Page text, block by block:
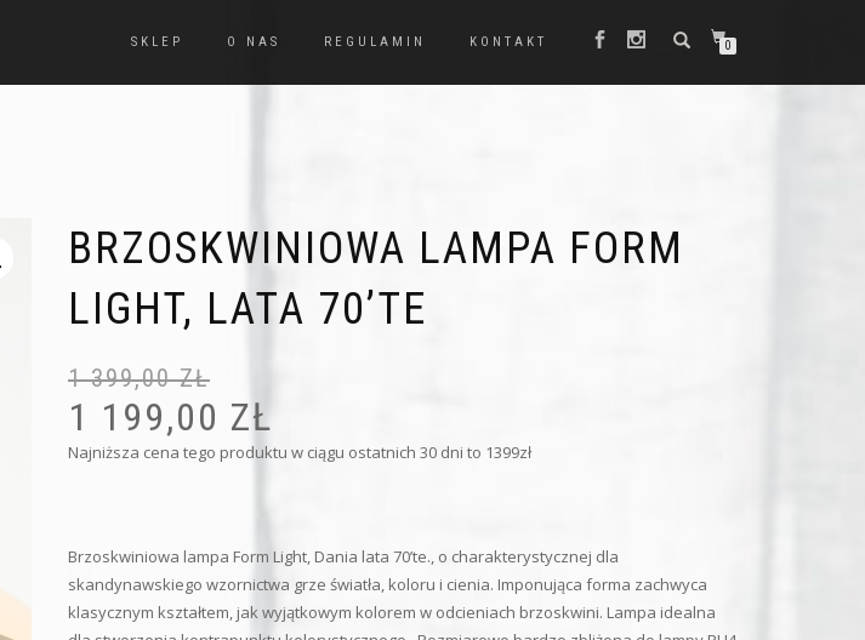
SKLEP O NAS REGULAMIN KONTAKT 0
BRZOSKWINIOWA LAMPA FORM
LIGHT, LATA 70’TE
1 399,00ZŁ
1 199,00 ZŁ
Najniższa cena tego produktu w ciągu ostatnich 30 dni to 1399zł
Brzoskwiniowa lampa Form Light, Dania lata 70’te., o charakterystycznej dla
skandynawskiego wzornictwa grze światła, koloru i cienia. Imponująca forma zachwyca
klasycznym kształtem, jak wyjątkowym kolorem w odcieniach brzoskwini. Lampa idealna